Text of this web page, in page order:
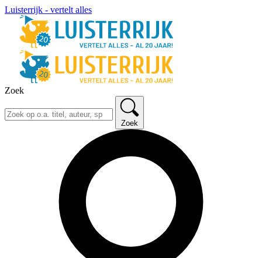
Luisterrijk - vertelt alles
Zoek
Zoek